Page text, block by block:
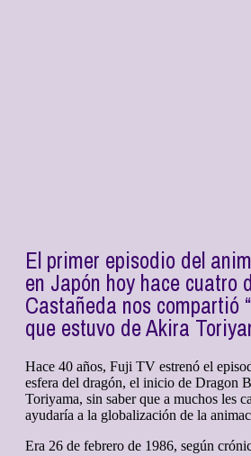
El primer episodio del
en Japón hoy hace cuatro
Castañeda nos compartió
que estuvo de Akira
Hace 40 años, Fuji TV estrenó el
esfera del dragón, el inicio de Dragon
Toriyama, sin saber que a muchos les
ayudaría a la globalización de la
Era 26 de febrero de 1986, según